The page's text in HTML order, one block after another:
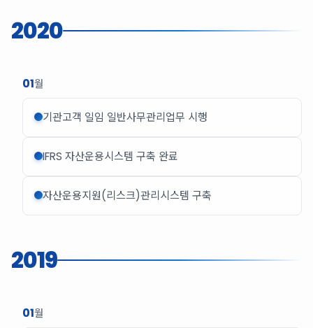
2020
01월
기관고객 일임 일반사무관리업무 시행
IFRS 자산운용시스템 구축 완료
자산운용지원(리스크)관리시스템 구축
2019
01월